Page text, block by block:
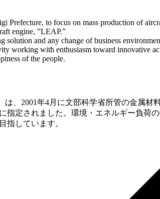
Prefecture, to focus on mass production of
engine, ”LEAP.”
solution and any change of business
working with enthusiasm toward innovative
of the people.
、2001年4月に文部科学省所管の金属
指定されました。環境・エネルギー負荷
指しています。